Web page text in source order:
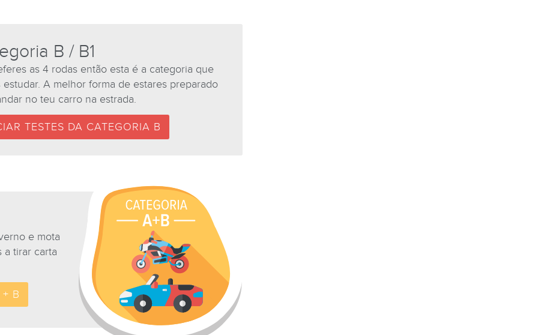
B / B1
as 4 rodas então esta é a categoria que
estudar. A melhor forma de estares preparado
no teu carro na estrada.
TESTES DA CATEGORIA B
e mota
a tirar carta
B